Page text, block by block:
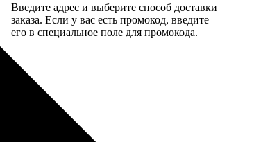
Введите адрес и выберите способ доставки
заказа. Если у вас есть промокод, введите
его в специальное поле для промокода.